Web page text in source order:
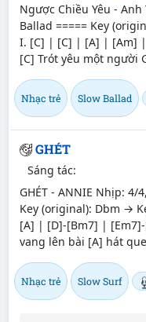
Ngược Chiều Yêu -
Ballad ===== Key
I. [C] | [C] | [A] | [Am]
[C] Trót yêu một người
Nhạc trẻ Slow Ballad
GHÉT
Sáng tác:
GHÉT - ANNIE Nhịp: 4/
Key (original): Dbm →
[A] | [D]-[Bm7] |
vang lên bài [A] hát
Nhạc trẻ Slow Surf